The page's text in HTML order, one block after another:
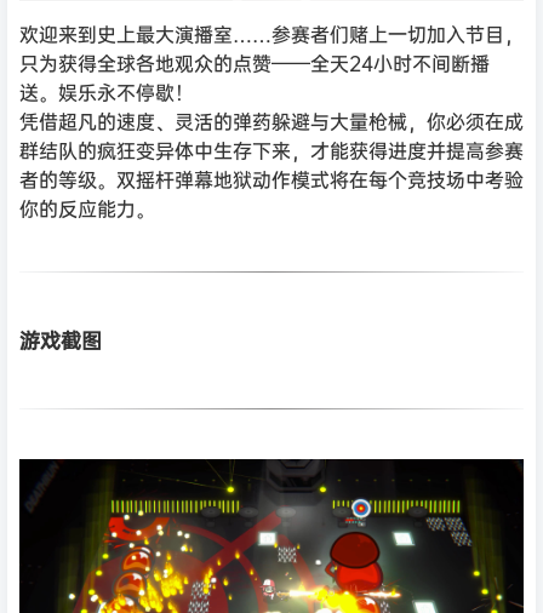
欢迎来到史上最大演播室……参赛者们赌上一切加入节目，
只为获得全球各地观众的点赞——全天24小时不间断播
送。娱乐永不停歇！
凭借超凡的速度、灵活的弹药躲避与大量枪械，你必须在成
群结队的疯狂变异体中生存下来，才能获得进度并提高参赛
者的等级。双摇杆弹幕地狱动作模式将在每个竞技场中考验
你的反应能力。
游戏截图